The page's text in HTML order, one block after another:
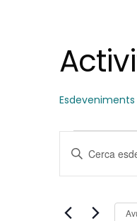
Esdeveniments
N
a
Introduïu
paraula
Cerqueu